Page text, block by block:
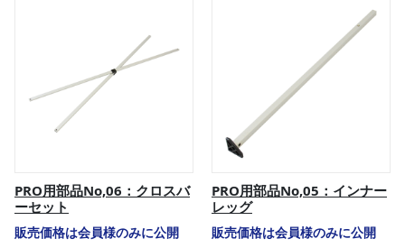
PRO用部品No,06：クロスバ
ーセット
販売価格は会員様のみに公開
PRO用部品No,05：インナー
レッグ
販売価格は会員様のみに公開